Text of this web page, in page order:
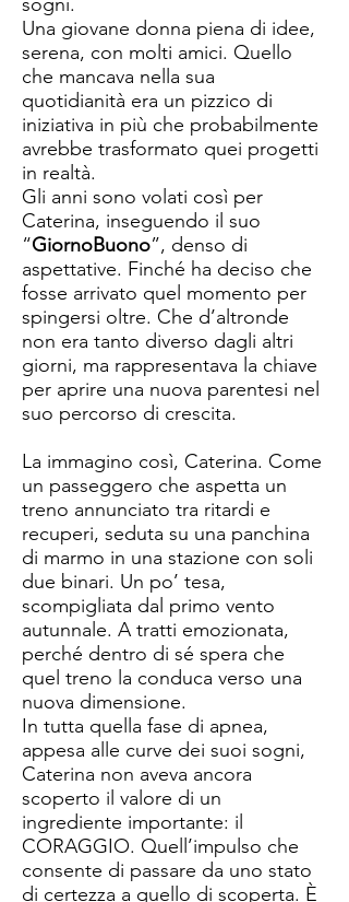
Una giovane donna piena di idee,
serena, con molti amici. Quello
che mancava nella sua
quotidianità era un pizzico di
iniziativa in più che probabilmente
avrebbe trasformato quei progetti
in realtà.
Gli anni sono volati così per
Caterina, inseguendo il suo
“GiornoBuono”, denso di
aspettative. Finché ha deciso che
fosse arrivato quel momento per
spingersi oltre. Che d’altronde
non era tanto diverso dagli altri
giorni, ma rappresentava la chiave
per aprire una nuova parentesi nel
suo percorso di crescita.
La immagino così, Caterina. Come
un passeggero che aspetta un
treno annunciato tra ritardi e
recuperi, seduta su una panchina
di marmo in una stazione con soli
due binari. Un po’ tesa,
scompigliata dal primo vento
autunnale. A tratti emozionata,
perché dentro di sé spera che
quel treno la conduca verso una
nuova dimensione.
In tutta quella fase di apnea,
appesa alle curve dei suoi sogni,
Caterina non aveva ancora
scoperto il valore di un
ingrediente importante: il
CORAGGIO. Quell’impulso che
consente di passare da uno stato
di certezza a quello di scoperta. È